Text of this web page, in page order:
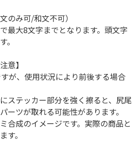
のみ可/和文不可）
最大8文字までとなります。頭文字
。
意】
が、使用状況により前後する場合
ステッカー部分を強く擦ると、尻尾
ーツが取れる可能性があります。
合成のイメージです。実際の商品と
す。